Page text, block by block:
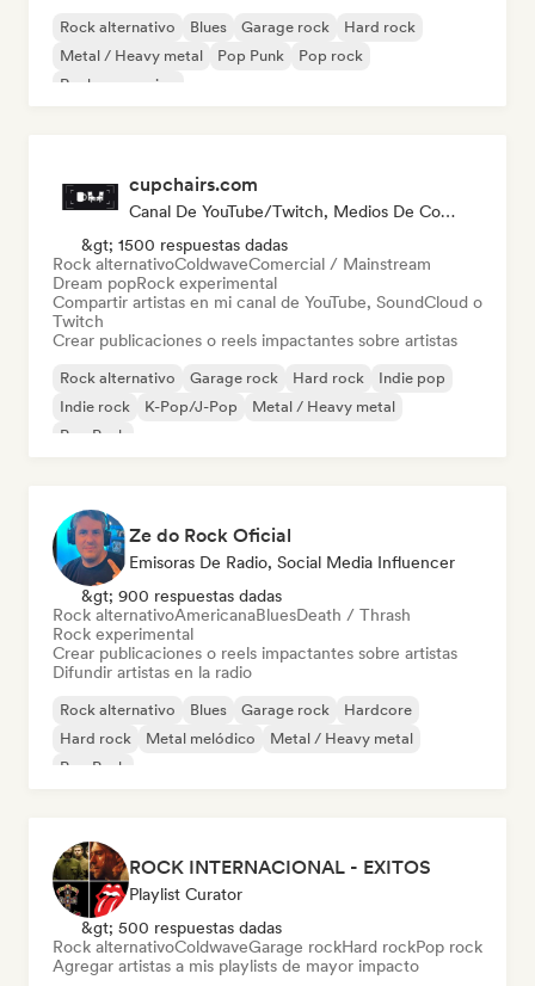
Rock alternativo Blues Garage rock
Hard rock
Metal / Heavy metal
Pop Punk
Pop rock
Rock progresivo
cupchairs.com
Canal De YouTube/Twitch, Medios De Comunicación/Periodista
&gt; 1500 respuestas dadas
Rock alternativoColdwaveComercial / Mainstream
Dream popRock experimental
Compartir artistas en mi canal de YouTube, SoundCloud o
Twitch
Crear publicaciones o reels impactantes sobre artistas
Rock alternativo Garage rock Hard rock
Indie pop
Indie rock
K-Pop/J-Pop
Metal / Heavy metal
Pop Punk
Ze do Rock Oficial
Emisoras De Radio, Social Media Influencer
&gt; 900 respuestas dadas
Rock alternativoAmericanaBluesDeath / Thrash
Rock experimental
Crear publicaciones o reels impactantes sobre artistas
Difundir artistas en la radio
Rock alternativo Blues Garage rock
Hardcore
Hard rock
Metal melódico
Metal / Heavy metal
Pop Punk
ROCK INTERNACIONAL - EXITOS
Playlist Curator
&gt; 500 respuestas dadas
Rock alternativoColdwaveGarage rockHard rockPop rock
Agregar artistas a mis playlists de mayor impacto